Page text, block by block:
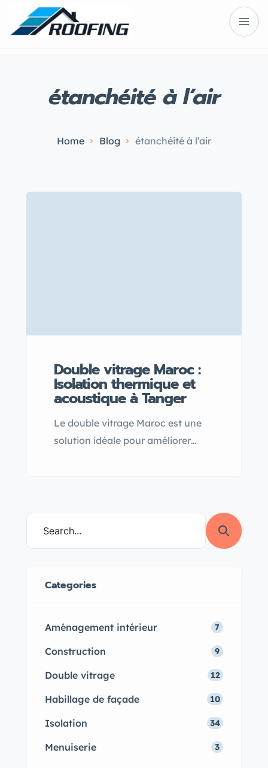
étanchéité à l’air
Home Blog étanchéité à l’air
Double vitrage Maroc :
Isolation thermique et
acoustique à Tanger
Le double vitrage Maroc est une
solution idéale pour améliorer
meilleure gestion de la chaleur en
Categories
Aménagement intérieur 7
Construction 9
Double vitrage 12
Habillage de façade 10
Isolation 34
Menuiserie 3